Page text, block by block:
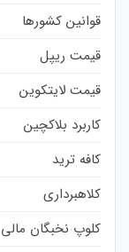
قوانین کشورها
قیمت ریپل
قیمت لایتکوین
کاربرد بلاکچین
کافه ترید
کلاهبرداری
کلوپ نخبگان مالی